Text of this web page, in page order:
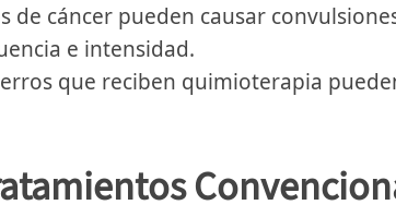
de cáncer pueden causar
e intensidad.
que reciben quimioterapia